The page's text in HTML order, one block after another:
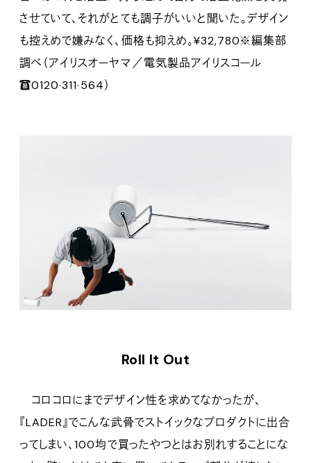
させていて、それがとても調子がいいと聞いた。デザイン
も控えめで嫌みなく、価格も抑えめ。¥32,780※編集部
調べ（アイリスオーヤマ／電気製品アイリスコール
☎0120·311·564）
Roll It Out
コロコロにまでデザイン性を求めてなかったが、
『LADER』でこんな武骨でストイックなプロダクトに出合
ってしまい、100均で買ったやつとはお別れすることにな